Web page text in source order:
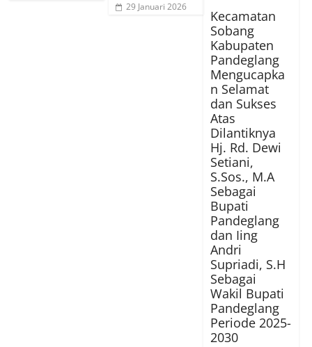
29 Januari 2026
Kecamatan
Sobang
Kabupaten
Pandeglang
Mengucapka
n Selamat
dan Sukses
Atas
Dilantiknya
Hj. Rd. Dewi
Setiani,
S.Sos., M.A
Sebagai
Bupati
Pandeglang
dan Iing
Andri
Supriadi, S.H
Sebagai
Wakil Bupati
Pandeglang
Periode 2025-
2030